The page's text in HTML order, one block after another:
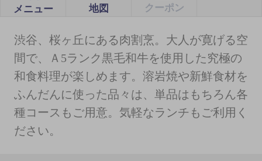
メニュー 地図 クーポン
渋谷、桜ヶ丘にある肉割烹。大人が寛げる空
間で、Ａ5ランク黒毛和牛を使用した究極の
和食料理が楽しめます。溶岩焼や新鮮食材を
ふんだんに使った品々は、単品はもちろん各
種コースもご用意。気軽なランチもご利用く
ださい。